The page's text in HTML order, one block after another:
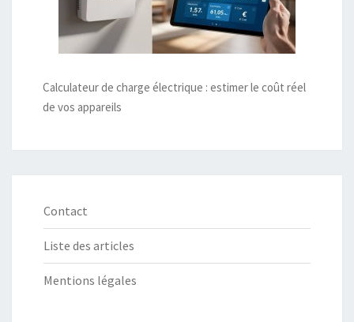
Calculateur de charge électrique : estimer le coût réel
de vos appareils
Contact
Liste des articles
Mentions légales